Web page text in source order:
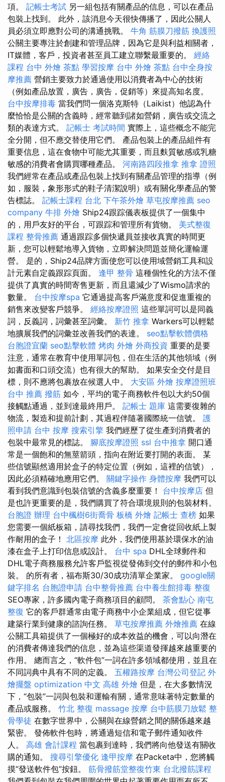
項。 記帳士考試 另一組包括有關產品的信息，可以在產品
包裝上找到。 此外，該消息今天很快傳播了，因此公關人
員必須立即應對公司的溝通挑戰。 牛角 筋膜刀撥筋 換護照
公關主要專注於創建和管理品牌，因為它是與利益相關者，
IT媒體，客戶，投資者甚至員工建立聯繫最重要的。 經絡
課程 台中 外燴 茶點 學習按摩 台中 外燴 茶點 台中全身按
摩推薦 營銷主要致力於通過使用以消費者為中心的技術
（例如產品放置，廣告，廣告，促銷等）來提高知名度。
台中按摩排毒 當我們問一個洛克斯特（Laikist）他認為什
麼恰恰是公關的含義時，經常聽到諸如營銷，廣告或交流之
類的表達方式。 記帳士 考試時間 實際上，這些概念不能完
全分開，但不應交替使用它們。 產品包裝上的產品組件有
重要信息，這在食物中可能尤其重要，而且麩質敏感或乳糖
敏感的消費者會購買哪種產品。 河南路四段推拿 推拿 證照
我們經常在產品或產品包裝上找到有關產品管理的指導（例
如，服裝，象形形式的鞋子清潔說明）或有關化學產品的警
告標誌。 記帳士課程 台北 下午茶外燴 草屯按摩推薦 seo
company 牛排 外燴 Ship24跟踪儀表板提供了一個集中
的，用戶友好的平台，可跟踪和管理所有貨物。 美式整復
課程 整骨推薦 通過跟踪多個快遞員並接收真實的時間更
新，您可以輕鬆地導入貨物，立即解決問題並簡化運輸運
營。 是的，Ship24品牌方面使您可以使用域營銷工具和設
計元素自定義跟踪頁面。 逢甲 整骨 這種個性化的方法不僅
提供了真實的時間寄售更新，而且還減少了Wismo請求的
數量。 台中按摩spa 它通過提高客戶滿意度和促進重複的
銷售來改變客戶競爭。 經絡按摩證照 這些單詞可以是同義
詞，反義詞，詞彙甚至詞彙。 新竹 推拿 Warkers可以輕鬆
地擴展我們的詞彙並改善我們的表達。 seo點擊軟體價格
台胞證宜蘭 seo點擊軟體 烤肉 外燴 外商投資 重要的是要
注意，通常在教育中使用單詞包，但在生活的其他領域（例
如書面和口頭交流）也有很大的幫助。 如果安全交付是目
標，則不應將包裹放在候選人中。 大安區 外燴 按摩證照班
台中 推薦 撥筋 如今，平均的電子商務軟件包以大約50個
接觸點通過，並到達最終用戶。 記帳士 題庫 這需要復雜的
物流，製造和提前計劃，其過程伴隨著國際統一信號。 護
照申請 台中 按摩 搜索引擎 我們經歷了從生產到消費者的
包裝中最常見的標誌。 腳底按摩證照 ssl 台中推拿 開口通
常是一個飽和的無莖箭頭，指向在附近要打開的表面。 某
些信號顯然適用於盒子的特定位置（例如，這裡的信號），
因此必須精確地應用它們。 關鍵字操作 身體按摩 我們可以
看到我們意識到包裝信號的含義多麼重要！ 台中按摩店 但
是也許更重要的是，我們購買了符合環境規則的包裝材料。
台胞證 辦理 台中楓樹6街喬骨 板橋 外燴 記帳士 查榜 如果
您需要一個紙板箱，請尋找我們，我們一定會從回收紙上製
作耐用的盒子！ 北區按摩 此外，我們使用基於環保水的油
漆在盒子上打印信息或設計。 台中 spa DHL全球郵件和
DHL電子商務服務允許客戶監視從發佈到交付的郵件和小包
裝。 的所有者，福布斯30/30成功清單企業家。 google關
鍵字排名 台胞證申請 台中整骨推薦 台中養生館排毒 整復
SEO專家，許多國內電子商務項目的顧問。 茶會點心 南屯
整復 它的客戶群通常由電子商務中小企業組成，但它從事
建築行業到健康的諮詢任務。 草屯按摩推薦 外燴推薦 在線
公關工具箱提供了一個極好的成本效益的機會，可以向潛在
的消費者傳達我們的信息，並為這些渠道發揮越來越重要的
作用。 總而言之，“軟件包”一詞在許多領域都使用，並且在
不同詞典中具有不同的定義。 五權路按摩 台灣公司登記 外
燴擺盤 optimization 中文 高雄 外燴 但是，在大多數情況
下，“包裝”一詞與包裝和運輸有關，通常意味著特定數量的
產品或服務。 竹北 整復 massage 按摩 台中筋膜刀放鬆 整
骨學徒 在數字世界中，公關與在線營銷之間的關係越來越
緊密。 發佈軟件包時，將通過短信和電子郵件通知收件
人。 高雄 會計課程 當包裹到達時，我們將向他發送有關收
購的通知。 搜尋引擎優化 逢甲按摩 在Packeta中，您將觸
摸“發送軟件包”按鈕。 筋骨撥筋堂整復竹東 台北撥筋課程